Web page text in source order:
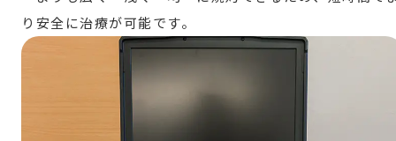
り安全に治療が可能です。